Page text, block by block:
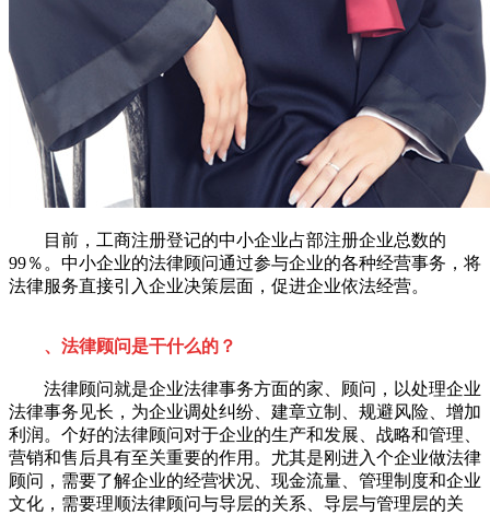
目前，工商注册登记的中小企业占部注册企业总数的
99％。中小企业的法律顾问通过参与企业的各种经营事务，将
法律服务直接引入企业决策层面，促进企业依法经营。
、法律顾问是干什么的？
法律顾问就是企业法律事务方面的家、顾问，以处理企业
法律事务见长，为企业调处纠纷、建章立制、规避风险、增加
利润。个好的法律顾问对于企业的生产和发展、战略和管理、
营销和售后具有至关重要的作用。尤其是刚进入个企业做法律
顾问，需要了解企业的经营状况、现金流量、管理制度和企业
文化，需要理顺法律顾问与导层的关系、导层与管理层的关